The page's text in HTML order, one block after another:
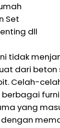
Set
dll
tidak
dari
Celah-
yang